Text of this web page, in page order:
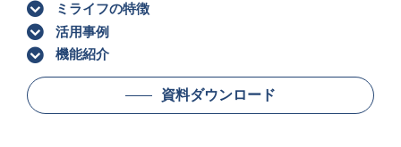
事例紹介
ミライフの特徴
活用事例
機能紹介
資料ダウンロード